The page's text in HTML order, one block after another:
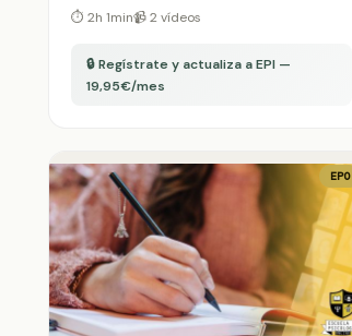
psicoterapia. Primera parte del curso
⏱ 2h 1min📹 2 vídeos
🔒 Regístrate y actualiza a EPI —
19,95€/mes
EPO